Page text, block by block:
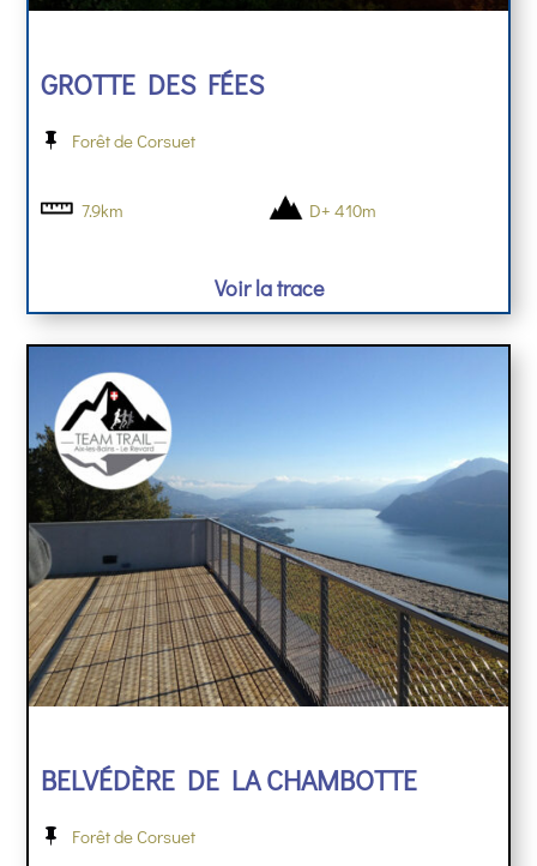
GROTTE DES FÉES
Forêt de Corsuet
7.9km D+ 410m
Voir la trace
BELVÉDÈRE DE LA CHAMBOTTE
Forêt de Corsuet